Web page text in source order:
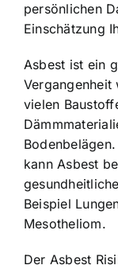
persönlichen
Einschätzung
Asbest ist ein
vielen
kann Asbest
Beispiel
Mesotheliom.
Der Asbest